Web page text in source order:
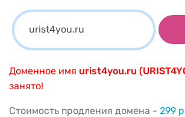
Доменное имя urist4you.ru
занято!
Стоимость продления домена - 299